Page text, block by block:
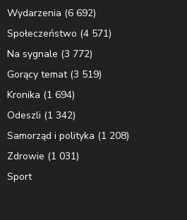
Wydarzenia (6 692)
Społeczeństwo (4 571)
Na sygnale (3 772)
Gorący temat(3 519)
Kronika (1 694)
Odeszli (1 342)
Samorząd i polityka (1 208)
Zdrowie (1 031)
Sport